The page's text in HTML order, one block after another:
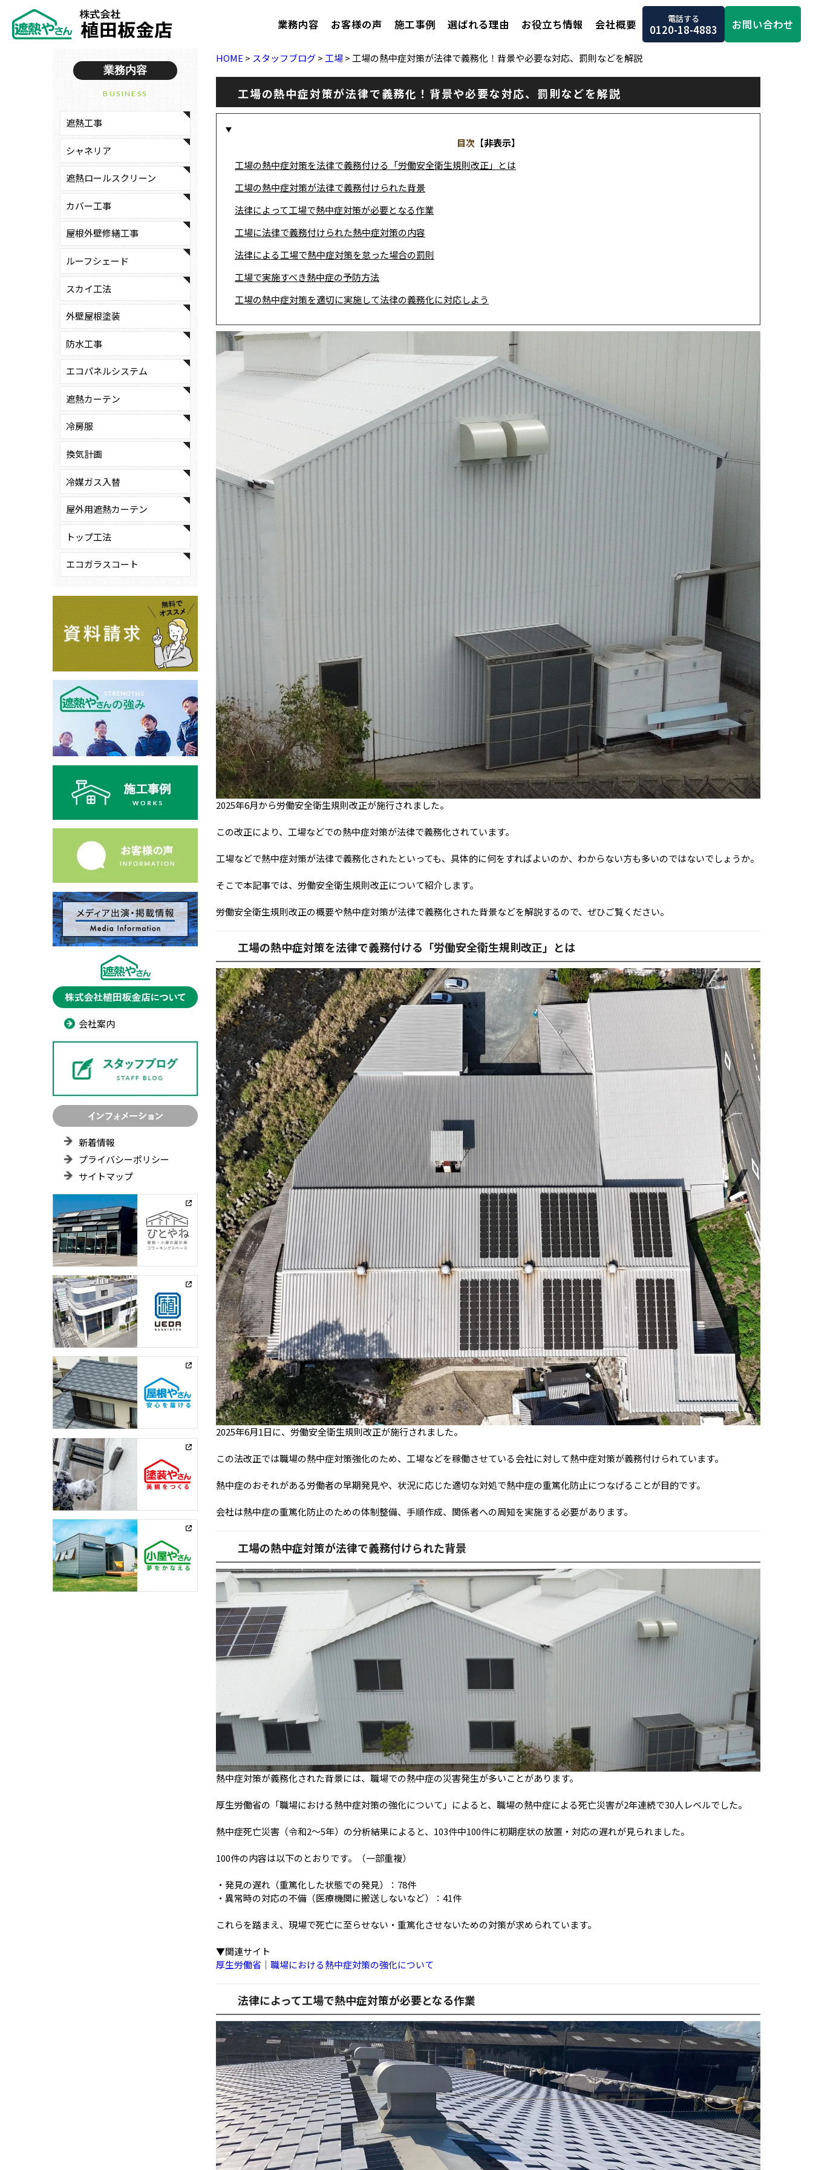
業務内容 お客様の声 施工事例 選ばれる理由 お役立ち情報 会社概要 電話する
0120-18-4883 お問い合わせ
業務内容
BUSINESS
遮熱工事
シャネリア
遮熱ロールスクリーン
カバー工事
屋根外壁修繕工事
ルーフシェード
スカイ工法
外壁屋根塗装
防水工事
エコパネルシステム
遮熱カーテン
冷房服
換気計画
冷媒ガス入替
屋外用遮熱カーテン
トップ工法
エコガラスコート
会社案内
新着情報
プライバシーポリシー
サイトマップ
HOME > スタッフブログ> 工場> 工場の熱中症対策が法律で義務化！背景や必要な対応、罰則などを解説
工場の熱中症対策が法律で義務化！背景や必要な対応、罰則などを解説
目次【非表示】
工場の熱中症対策を法律で義務付ける「労働安全衛生規則改正」とは
工場の熱中症対策が法律で義務付けられた背景
法律によって工場で熱中症対策が必要となる作業
工場に法律で義務付けられた熱中症対策の内容
法律による工場で熱中症対策を怠った場合の罰則
工場で実施すべき熱中症の予防方法
工場の熱中症対策を適切に実施して法律の義務化に対応しよう
2025年6月から労働安全衛生規則改正が施行されました。
この改正により、工場などでの熱中症対策が法律で義務化されています。
工場などで熱中症対策が法律で義務化されたといっても、具体的に何をすればよいのか、わからない方も多いのではないでしょうか。
そこで本記事では、労働安全衛生規則改正について紹介します。
労働安全衛生規則改正の概要や熱中症対策が法律で義務化された背景などを解説するので、ぜひご覧ください。
工場の熱中症対策を法律で義務付ける「労働安全衛生規則改正」とは
2025年6月1日に、労働安全衛生規則改正が施行されました。
この法改正では職場の熱中症対策強化のため、工場などを稼働させている会社に対して熱中症対策が義務付けられています。
熱中症のおそれがある労働者の早期発見や、状況に応じた適切な対処で熱中症の重篤化防止につなげることが目的です。
会社は熱中症の重篤化防止のための体制整備、手順作成、関係者への周知を実施する必要があります。
工場の熱中症対策が法律で義務付けられた背景
熱中症対策が義務化された背景には、職場での熱中症の災害発生が多いことがあります。
厚生労働省の「職場における熱中症対策の強化について」によると、職場の熱中症による死亡災害が2年連続で30人レベルでした。
熱中症死亡災害（令和2〜5年）の分析結果によると、103件中100件に初期症状の放置・対応の遅れが見られました。
100件の内容は以下のとおりです。（一部重複）
・発見の遅れ（重篤化した状態での発見）：78件
・異常時の対応の不備（医療機関に搬送しないなど）：41件
これらを踏まえ、現場で死亡に至らせない・重篤化させないための対策が求められています。
▼関連サイト
厚生労働省｜職場における熱中症対策の強化について
法律によって工場で熱中症対策が必要となる作業